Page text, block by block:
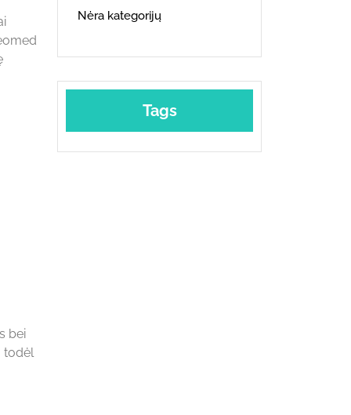
bei
todėl
Nėra kategorijų
Tags